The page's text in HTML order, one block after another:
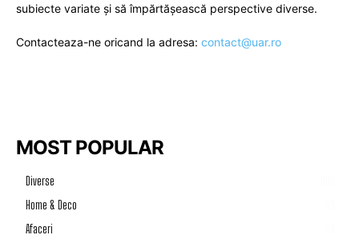
subiecte variate și să împărtășească perspective diverse.
Contacteaza-ne oricand la adresa: contact@uar.ro
MOST POPULAR
Diverse
Home & Deco
Afaceri